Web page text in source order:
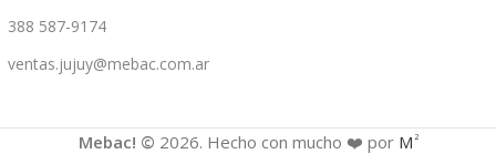
388 587-9174
ventas.jujuy@mebac.com.ar
Mebac! © 2026. Hecho con mucho ❤️ por M 2